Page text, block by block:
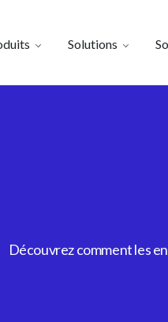
Solutions
Découvrez comment les